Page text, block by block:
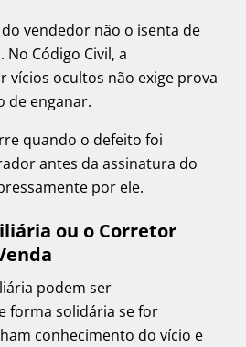
vendedor não o isenta de
Código Civil, a
vícios ocultos não exige prova
de enganar.
quando o defeito foi
antes da assinatura do
por ele.
ou o Corretor
podem ser
forma solidária se for
conhecimento do vício e